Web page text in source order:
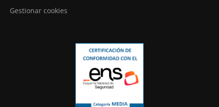
Gestionar cookies